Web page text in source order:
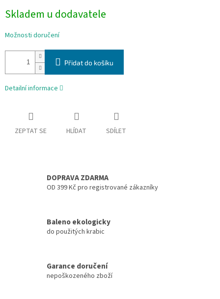
cena:
Skladem u dodavatele
Možnosti doručení
Přidat do košíku
Detailní informace
ZEPTAT SE HLÍDAT SDÍLET
DOPRAVA ZDARMA
OD 399 Kč pro registrované zákazníky
Baleno ekologicky
do použitých krabic
Garance doručení
nepoškozeného zboží